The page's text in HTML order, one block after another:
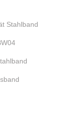
Stahlband